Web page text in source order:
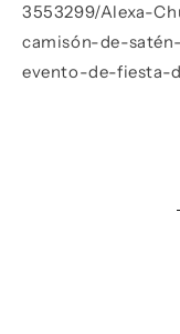
3553299/Alexa-
camisón-de-
evento-de-fiesta-